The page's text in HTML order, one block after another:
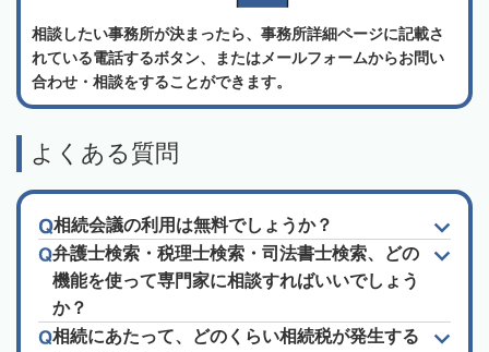
相談したい事務所が決まったら、事務所詳細ページに記載さ
れている電話するボタン、またはメールフォームからお問い
合わせ・相談をすることができます。
よくある質問
相続会議の利用は無料でしょうか？
弁護士検索・税理士検索・司法書士検索、どの
機能を使って専門家に相談すればいいでしょう
か？
相続にあたって、どのくらい相続税が発生する